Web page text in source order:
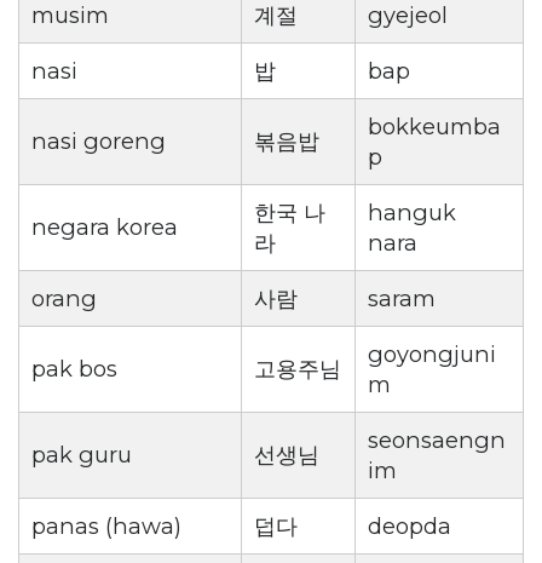
musim
계절
gyejeol
nasi
밥 bap
nasi goreng 볶음밥
bokkeumba
p
negara korea
한국 나
라
hanguk
nara
orang
사람 saram
pak bos 고용주님
goyongjuni
m
pak guru 선생님
seonsaengn
im
panas (hawa)
덥다
deopda